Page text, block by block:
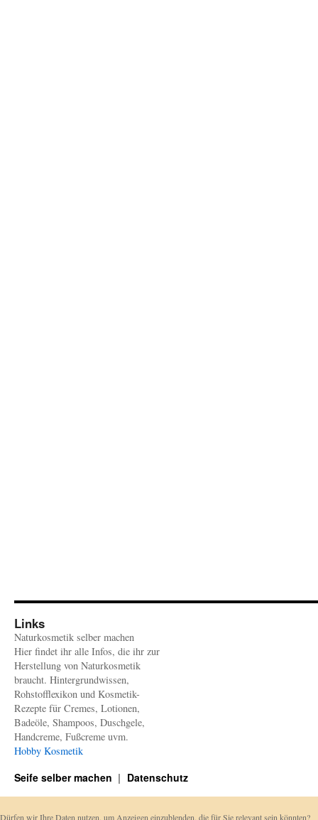
Links
Naturkosmetik selber machen
Hier findet ihr alle Infos, die ihr zur
Herstellung von Naturkosmetik
braucht. Hintergrundwissen,
Rohstofflexikon und Kosmetik-
Rezepte für Cremes, Lotionen,
Badeöle, Shampoos, Duschgele,
Handcreme, Fußcreme uvm.
Hobby Kosmetik
Seife selber machen Datenschutz
Dürfen wir Ihre Daten nutzen, um Anzeigen einzublenden, die für Sie relevant sein könnten?